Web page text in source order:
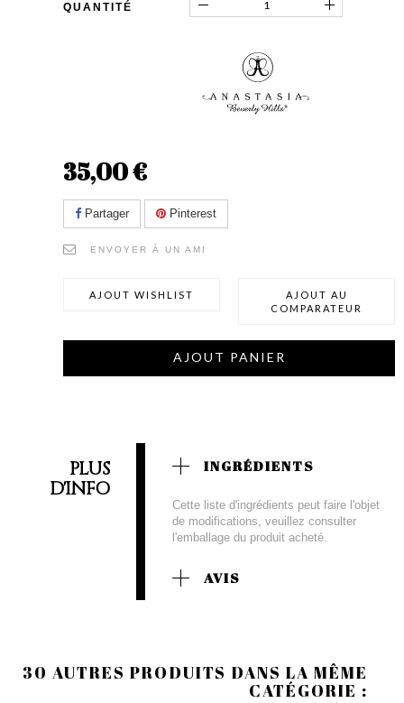
QUANTITÉ
35,00 €
Partager Pinterest
ENVOYER À UN AMI
AJOUT WISHLIST
AJOUT AU
COMPARATEUR
AJOUT PANIER
PLUS
D'INFO
INGRÉDIENTS
Cette liste d'ingrédients peut faire l'objet
de modifications, veuillez consulter
l'emballage du produit acheté.
AVIS
30 AUTRES PRODUITS DANS LA MÊME
CATÉGORIE :